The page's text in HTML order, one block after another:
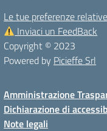
Le tue preferenze
Inviaci un FeedBack
Copyright © 2023
Powered by Picieffe Srl
Amministrazione
Dichiarazione di
Note legali